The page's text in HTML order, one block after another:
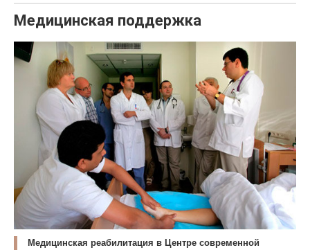
Медицинская поддержка
Медицинская реабилитация в Центре современной